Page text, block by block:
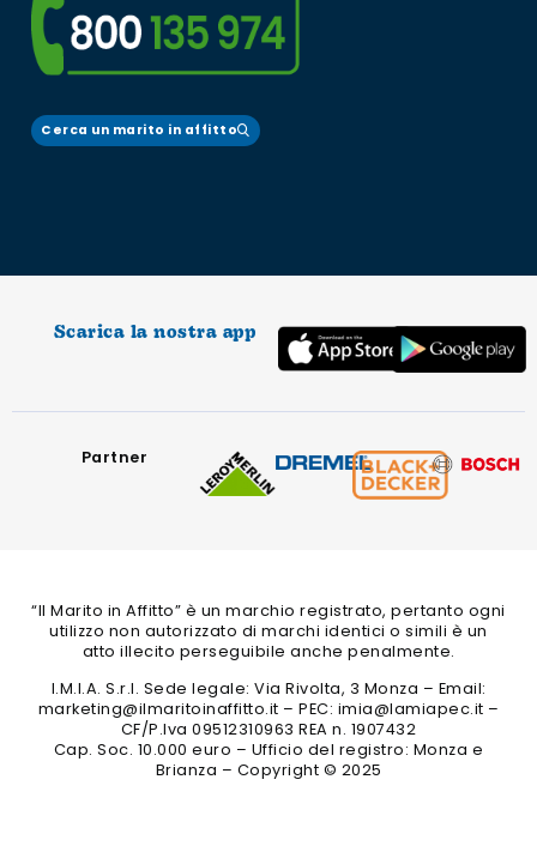
Cerca un marito in affitto
Scarica la nostra app
Partner
“Il Marito in Affitto” è un marchio registrato, pertanto ogni
utilizzo non autorizzato di marchi identici o simili è un
atto illecito perseguibile anche penalmente.
I.M.I.A. S.r.l. Sede legale: Via Rivolta, 3 Monza – Email:
marketing@ilmaritoinaffitto.it – PEC: imia@lamiapec.it –
CF/P.Iva 09512310963 REA n. 1907432
Cap. Soc. 10.000 euro – Ufficio del registro: Monza e
Brianza – Copyright © 2025